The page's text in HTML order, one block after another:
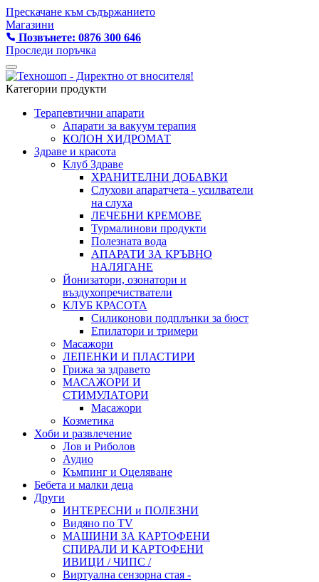
Прескачане към съдържанието
Магазини
Позвънете: 0876 300 646
Проследи поръчка
Категории продукти
Терапевтични апарати
Апарати за вакуум терапия
КОЛОН ХИДРОМАТ
Здраве и красота
Клуб Здраве
ХРАНИТЕЛНИ ДОБАВКИ
Слухови апаратчета - усилватели
на слуха
ЛЕЧЕБНИ КРЕМОВЕ
Турмалинови продукти
Полезната вода
АПАРАТИ ЗА КРЪВНО
НАЛЯГАНЕ
Йонизатори, озонатори и
въздухопречистватели
КЛУБ КРАСОТА
Силиконови подплънки за бюст
Епилатори и тримери
Масажори
ЛЕПЕНКИ И ПЛАСТИРИ
Грижа за здравето
МАСАЖОРИ И
СТИМУЛАТОРИ
Масажори
Козметика
Хоби и развлечение
Лов и Риболов
Аудио
Къмпинг и Оцеляване
Бебета и малки деца
Други
ИНТЕРЕСНИ и ПОЛЕЗНИ
Видяно по TV
МАШИНИ ЗА КАРТОФЕНИ
СПИРАЛИ И КАРТОФЕНИ
ИВИЦИ / ЧИПС /
Виртуална сензорна стая -